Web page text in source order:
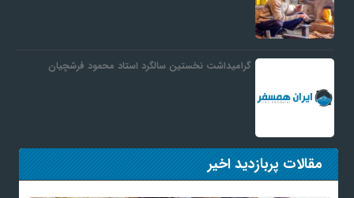
گرامیداشت نخستین سالگرد استاد محمود فرشچیان
مقالات پربازدید اخیر